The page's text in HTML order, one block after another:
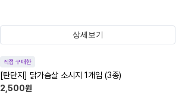
상세보기
직접 구매한
[탄단지] 닭가슴살 소시지 1개입 (3종)
2,500원